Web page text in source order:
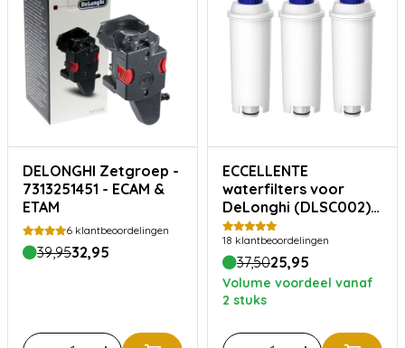
DELONGHI Zetgroep -
7313251451 - ECAM &
ETAM
6 klantbeoordelingen
39,9532,95
ECCELLENTE
waterfilters voor
DeLonghi (DLSC002) –
3 stuks
18 klantbeoordelingen
37,5025,95
Volume voordeel vanaf
2 stuks